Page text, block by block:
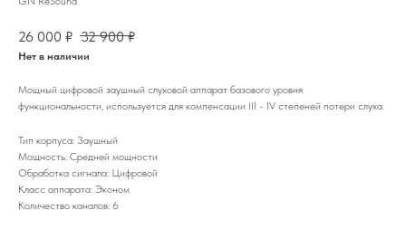
26 000 ₽ 32 900 ₽
Нет в наличии
Мощный цифровой заушный слуховой аппарат базового уровня
функциональности, используется для компенсации III - IV степеней потери слуха.
Тип корпуса: Заушный
Мощность: Средней мощности
Обработка сигнала: Цифровой
Класс аппарата: Эконом
Количество каналов: 6